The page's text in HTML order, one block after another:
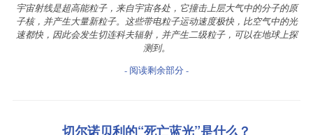
宇宙射线是超高能粒子，来自宇宙各处，它撞击上层大气中的分子的原
子核，并产生大量新粒子。这些带电粒子运动速度极快，比空气中的光
速都快，因此会发生切连科夫辐射，并产生二级粒子，可以在地球上探
测到。
- 阅读剩余部分 -
切尔诺贝利的“死亡蓝光”是什么？